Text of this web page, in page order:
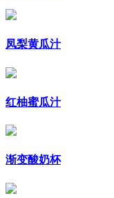
凤梨黄瓜汁
红柚蜜瓜汁
渐变酸奶杯